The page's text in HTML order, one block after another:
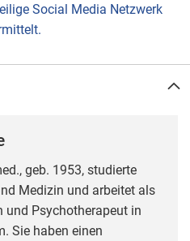
Social Media Netzwerk
geb. 1953, studierte
Medizin und arbeitet als
Psychotherapeut in
Sie haben einen